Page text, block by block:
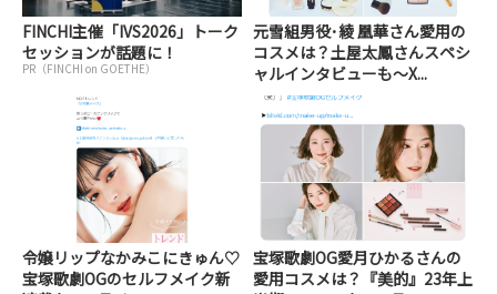
FINCHI主催「IVS2026」トーク
セッションが話題に！
PR（FINCHI on GOETHE）
元雪組男役･綾 凰華さん愛用の
コスメは？土屋太鳳さんスペシ
ャルインタビューも～X...
令嬢リップなかみこにきゅん♡
宝塚歌劇OGのセルフメイク新
宝塚歌劇OG愛月ひかるさんの
愛用コスメは？『美的』23年上